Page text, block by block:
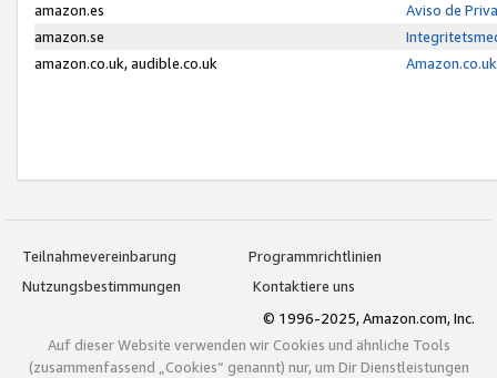
amazon.es
Aviso de
amazon.se
amazon.co.uk, audible.co.uk
Teilnahmevereinbarung
Programmrichtlinien
Nutzungsbestimmungen
Kontaktiere uns
© 1996-2025, Amazon.com, Inc.
Auf dieser Website verwenden wir Cookies und ähnliche Tools
(zusammenfassend „Cookies“ genannt) nur, um Dir Dienstleistungen